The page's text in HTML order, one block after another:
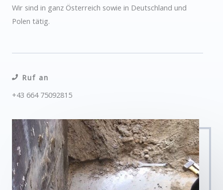
Wir sind in ganz Österreich sowie in Deutschland und
Polen tätig.
Ruf an
+43 664 75092815